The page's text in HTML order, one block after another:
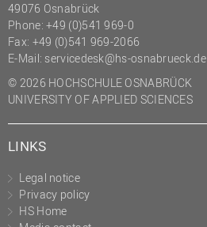
Studium und Lehre
Transfer- und
Innovationsmanagement
49076 Osnabrück
Phone: +49 (0)541 969-0
Fax: +49 (0)541 969-2066
E-Mail: servicedesk@hs-osnabrueck.de
© 2026 HOCHSCHULE OSNABRÜCK
UNIVERSITY OF APPLIED SCIENCES
LINKS
Legal notice
Privacy policy
HS Home